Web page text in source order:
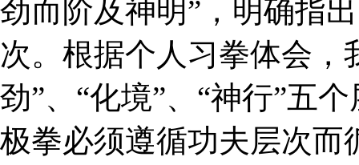
劲而阶及神明”，明确指
次。根据个人习拳体会，
劲”、“化境”、“神行”五
极拳必须遵循功夫层次而